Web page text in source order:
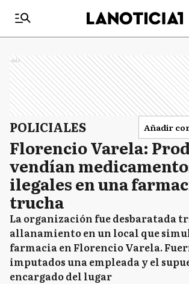
Ads
POLICIALES Añadir
Florencio Varela:
vendían
ilegales en una
trucha
La organización fue desbaratada
allanamiento en un local que
farmacia en Florencio Varela.
imputados una empleada y el
encargado del lugar